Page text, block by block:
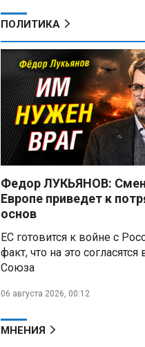
производителя
Российские
выиграли все
первого дня Кубка
зимнему плаванию
Александр Новак:
Независимые АЗС
снабжать топливом
региональных
Беларусь и Россия
усиливают
развития
Рыжевка
ПОЛИТИКА
Федор ЛУКЬЯНОВ:
Европе приведет к
основ
ЕС готовится к войне с
факт, что на это согласятся
Союза
06 августа 2026, 00:12
МНЕНИЯ